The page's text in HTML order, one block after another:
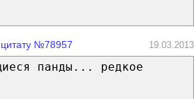
№78957 19.03.2013
панды... редкое